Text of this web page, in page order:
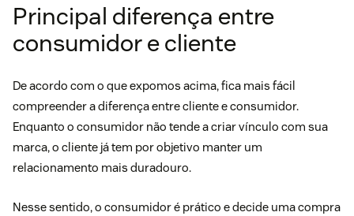
Principal diferença entre
consumidor e cliente
De acordo com o que expomos acima, fica mais fácil
compreender a diferença entre cliente e consumidor.
Enquanto o consumidor não tende a criar vínculo com sua
marca, o cliente já tem por objetivo manter um
relacionamento mais duradouro.
Nesse sentido, o consumidor é prático e decide uma compra